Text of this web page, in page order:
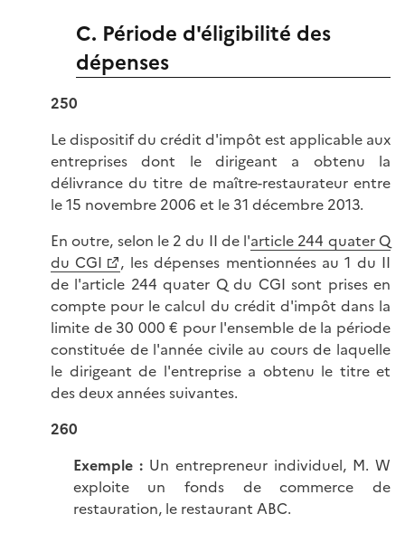
C. Période d'éligibilité des
dépenses
250
Le dispositif du crédit d'impôt est applicable aux
entreprises dont le dirigeant a obtenu la
délivrance du titre de maître-restaurateur entre
le 15 novembre 2006 et le 31 décembre 2013.
En outre, selon le 2 du II de l'article 244 quater Q
du CGI
, les dépenses mentionnées au 1 du II
de l'article 244 quater Q du CGI sont prises en
compte pour le calcul du crédit d'impôt dans la
limite de 30 000 € pour l'ensemble de la période
constituée de l'année civile au cours de laquelle
le dirigeant de l'entreprise a obtenu le titre et
des deux années suivantes.
260
Exemple :Un entrepreneur individuel, M. W
exploite un fonds de commerce de
restauration, le restaurant ABC.